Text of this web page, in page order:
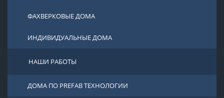
ФАХВЕРКОВЫЕ ДОМА
ИНДИВИДУАЛЬНЫЕ ДОМА
НАШИ РАБОТЫ
ДОМА ПО PREFAB ТЕХНОЛОГИИ